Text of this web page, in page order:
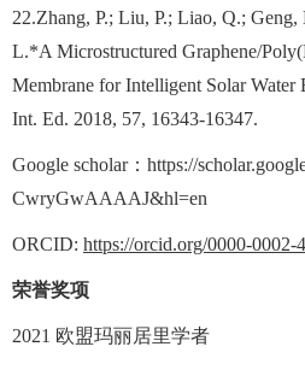
22.Zhang, P.; Liu, P.; Liao, Q.;
L.*A Microstructured Graphene/
Membrane for Intelligent Solar Water
Int. Ed. 2018, 57, 16343-16347.
Google scholar： https://
CwryGwAAAAJ&hl=en
ORCID: https://orcid.org/0000-0002-
荣誉奖项
2021 欧盟玛丽居里学者